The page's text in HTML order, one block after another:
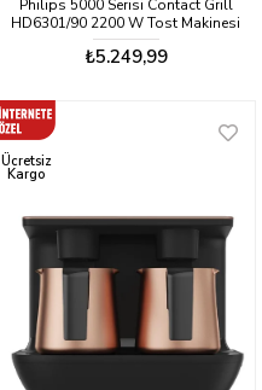
Philips 5000 Serisi Contact Grill
HD6301/90 2200 W Tost Makinesi
₺5.249,99
Ücretsiz
Kargo